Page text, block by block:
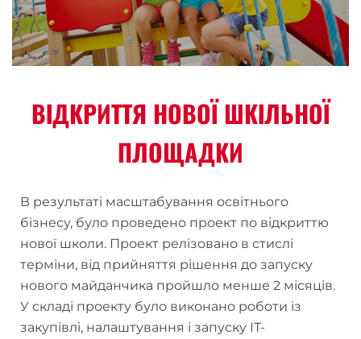
ВІДКРИТТЯ НОВОЇ ШКІЛЬНОЇ
ПЛОЩАДКИ
В результаті масштабування освітнього
бізнесу, було проведено проект по відкриттю
нової школи. Проект релізовано в стислі
терміни, від прийняття рішення до запуску
нового майданчика пройшло менше 2 місяців.
У складі проекту було виконано роботи із
закупівлі, налаштування і запуску ІТ-